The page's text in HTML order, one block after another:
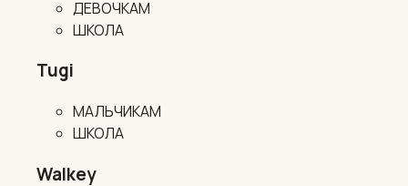
ДЕВОЧКАМ
ШКОЛА
Tugi
МАЛЬЧИКАМ
ШКОЛА
Walkey